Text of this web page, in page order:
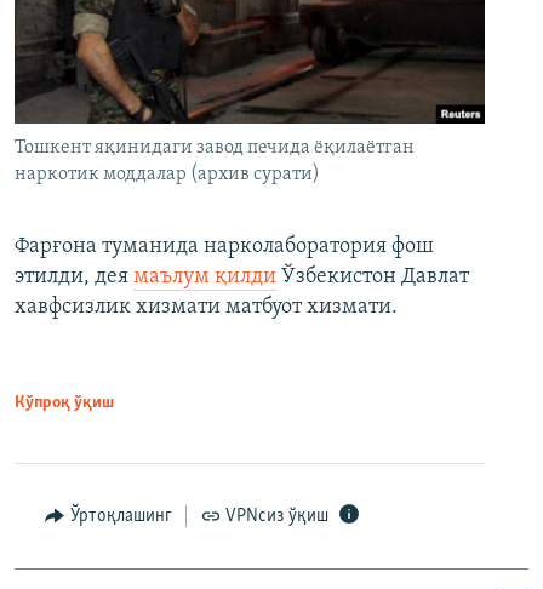
Тошкент яқинидаги завод печида ёқилаётган
наркотик моддалар (архив сурати)
Фарғона туманида нарколаборатория фош
этилди, дея маълум қилди Ўзбекистон Давлат
хавфсизлик хизмати матбуот хизмати.
Кўпроқ ўқиш
Ўртоқлашинг VPNсиз ўқиш